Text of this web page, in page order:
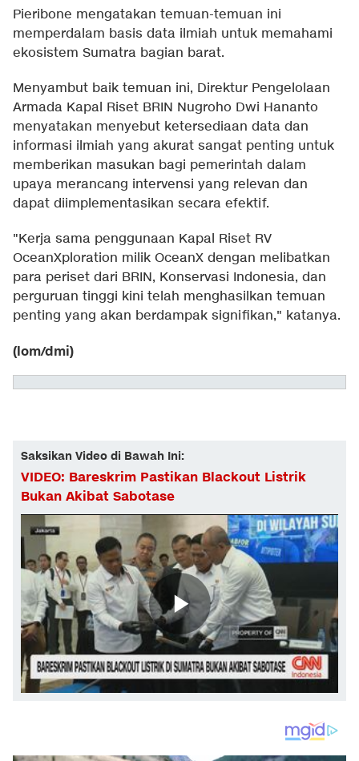
Pieribone mengatakan temuan-temuan ini
memperdalam basis data ilmiah untuk memahami
ekosistem Sumatra bagian barat.
Menyambut baik temuan ini, Direktur Pengelolaan
Armada Kapal Riset BRIN Nugroho Dwi Hananto
menyatakan menyebut ketersediaan data dan
informasi ilmiah yang akurat sangat penting untuk
memberikan masukan bagi pemerintah dalam
upaya merancang intervensi yang relevan dan
dapat diimplementasikan secara efektif.
"Kerja sama penggunaan Kapal Riset RV
OceanXploration milik OceanX dengan melibatkan
para periset dari BRIN, Konservasi Indonesia, dan
perguruan tinggi kini telah menghasilkan temuan
penting yang akan berdampak signifikan," katanya.
(lom/dmi)
Saksikan Video di Bawah Ini:
VIDEO: Bareskrim Pastikan Blackout Listrik
Bukan Akibat Sabotase